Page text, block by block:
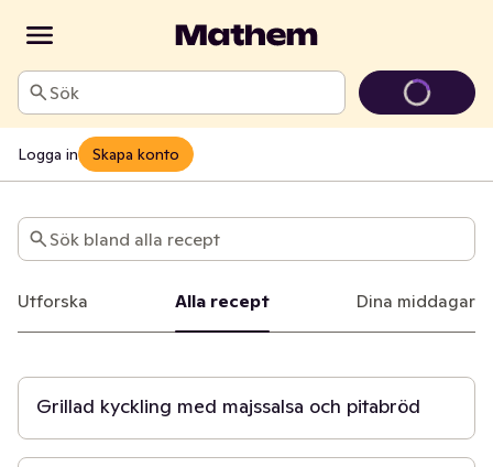
Sök
Logga in Skapa konto
Recept
Sök bland alla recept
Utforska Alla recept Dina middagar
Grillad kyckling med majssalsa och pitabröd
25 min